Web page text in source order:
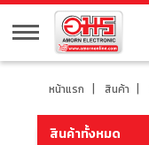
หน้าแรก สินค้า
สินค้าทั้งหมด